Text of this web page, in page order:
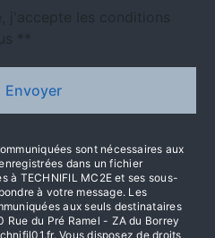
Envoyer
sont nécessaires aux
dans un fichier
à TECHNIFIL MC2E et ses sous-
à votre message. Les
aux seuls destinataires
Rue du Pré Ramel - ZA du Borrey
Vous disposez de droits